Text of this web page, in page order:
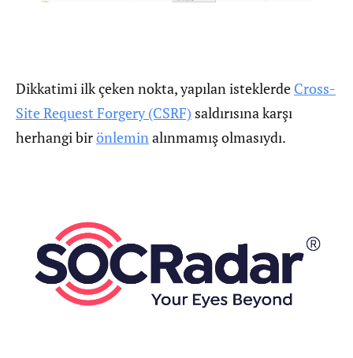
Dikkatimi ilk çeken nokta, yapılan isteklerde Cross-
Site Request Forgery (CSRF) saldırısına karşı
herhangi birönleminalınmamış olmasıydı.